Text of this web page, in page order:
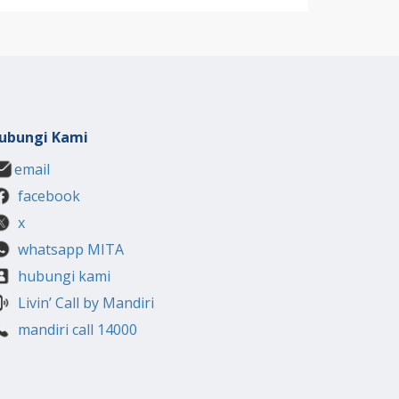
Kami
email
facebook
x
whatsapp MITA
hubungi kami
Livin’ Call by Mandiri
mandiri call 14000